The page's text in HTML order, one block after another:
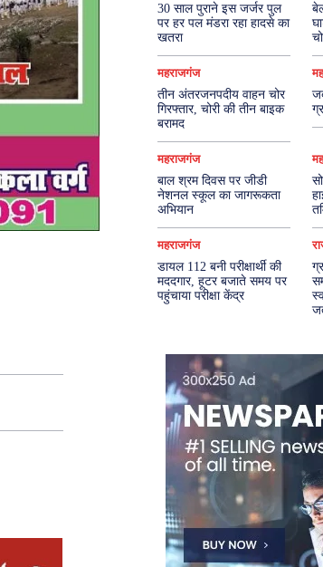
30 साल पुराने इस जर्जर पुल
पर हर पल मंडरा रहा हादसे का
खतरा
महराजगंज
तीन अंतरजनपदीय वाहन चोर
गिरफ्तार, चोरी की तीन बाइक
बरामद
महराजगंज
बाल श्रम दिवस पर जीडी
नेशनल स्कूल का जागरूकता
अभियान
महराजगंज
डायल 112 बनी परीक्षार्थी की
मददगार, हूटर बजाते समय पर
पहुंचाया परीक्षा केंद्र